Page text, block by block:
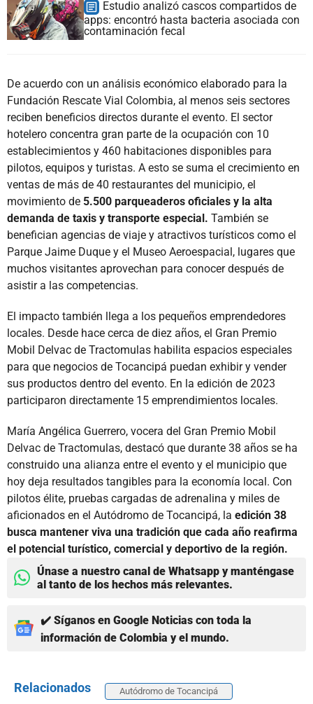
Estudio analizó cascos compartidos de
apps: encontró hasta bacteria asociada con
contaminación fecal
De acuerdo con un análisis económico elaborado para la
Fundación Rescate Vial Colombia, al menos seis sectores
reciben beneficios directos durante el evento. El sector
hotelero concentra gran parte de la ocupación con 10
establecimientos y 460 habitaciones disponibles para
pilotos, equipos y turistas. A esto se suma el crecimiento en
ventas de más de 40 restaurantes del municipio, el
movimiento de 5.500 parqueaderos oficiales y la alta
demanda de taxis y transporte especial. También se
benefician agencias de viaje y atractivos turísticos como el
Parque Jaime Duque y el Museo Aeroespacial, lugares que
muchos visitantes aprovechan para conocer después de
asistir a las competencias.
El impacto también llega a los pequeños emprendedores
locales. Desde hace cerca de diez años, el Gran Premio
Mobil Delvac de Tractomulas habilita espacios especiales
para que negocios de Tocancipá puedan exhibir y vender
sus productos dentro del evento. En la edición de 2023
participaron directamente 15 emprendimientos locales.
María Angélica Guerrero, vocera del Gran Premio Mobil
Delvac de Tractomulas, destacó que durante 38 años se ha
construido una alianza entre el evento y el municipio que
hoy deja resultados tangibles para la economía local. Con
pilotos élite, pruebas cargadas de adrenalina y miles de
aficionados en el Autódromo de Tocancipá, la edición 38
busca mantener viva una tradición que cada año reafirma
el potencial turístico, comercial y deportivo de la región.
Únase a nuestro canal de Whatsapp y manténgase
al tanto de los hechos más relevantes.
✔️ Síganos en Google Noticias con toda la
información de Colombia y el mundo.
Relacionados Autódromo de Tocancipá